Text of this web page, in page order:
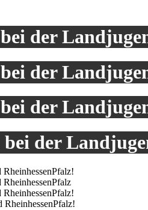
der
der
der
der